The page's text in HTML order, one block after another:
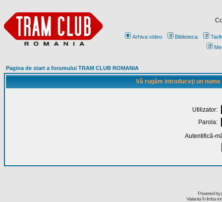
Arhiva video Biblioteca
Pagina de start a forumului TRAM CLUB ROMANIA
Vă rugăm introduceţi un
Utilizator:
Parola:
Autentifică-
Powered by
Varianta în limba